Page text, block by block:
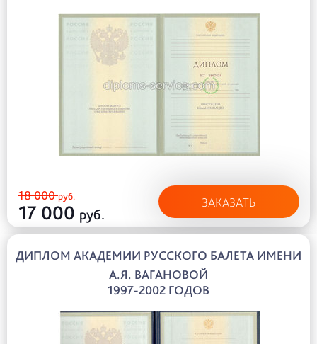
18 000руб.
17 000 руб.
ЗАКАЗАТЬ
ДИПЛОМ АКАДЕМИИ РУССКОГО БАЛЕТА ИМЕНИ
А.Я. ВАГАНОВОЙ
1997-2002 ГОДОВ